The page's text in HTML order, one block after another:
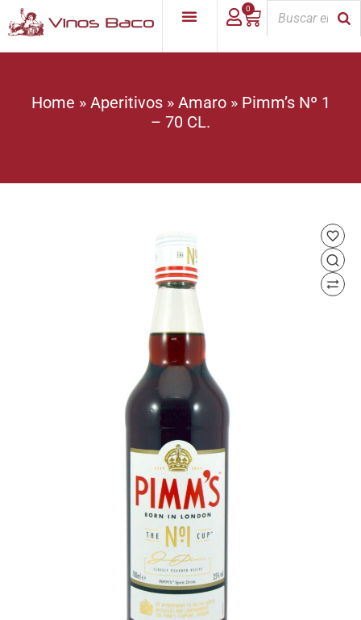
0
Home » Aperitivos» Amaro» Pimm’s Nº 1
– 70 CL.